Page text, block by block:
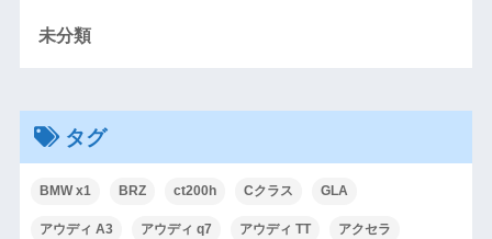
未分類
タグ
BMW x1 BRZ ct200h Cクラス GLA
アウディ A3 アウディ q7 アウディ TT アクセラ